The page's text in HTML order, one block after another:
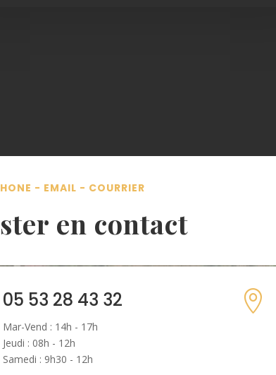
- EMAIL - COURRIER
en contact
05 53 28 43 32
Mar-Vend : 14h - 17h
Jeudi : 08h - 12h
Samedi : 9h30 - 12h
